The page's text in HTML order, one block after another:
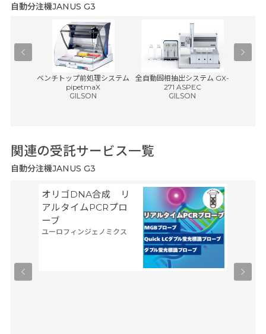
自動分注機JANUS G3
ベンチトップ前処理システム
pipetmaX
GILSON
全自動固相抽出システム GX-
271 ASPEC
GILSON
関連の受託サービス一覧
自動分注機JANUS G3
オリゴDNA合成 リ
アルタイムPCRプロ
ーブ
ユーロフィンジェノミクス